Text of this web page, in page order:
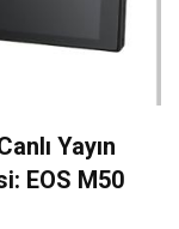
Yayın
EOS M50